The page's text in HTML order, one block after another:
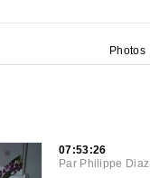
Photos
07:53:26
Par Philippe Diaz